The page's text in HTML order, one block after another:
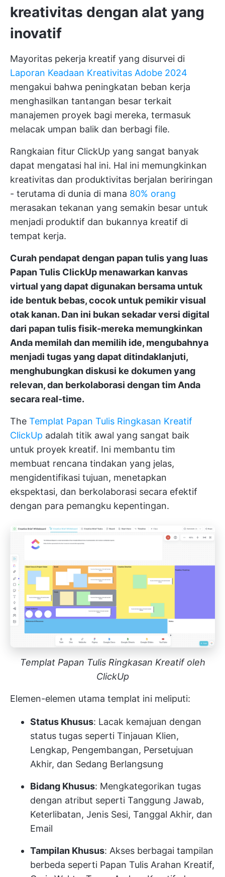
kreativitas dengan alat yang
inovatif
Mayoritas pekerja kreatif yang disurvei di
Laporan Keadaan Kreativitas Adobe 2024
mengakui bahwa peningkatan beban kerja
menghasilkan tantangan besar terkait
manajemen proyek bagi mereka, termasuk
melacak umpan balik dan berbagi file.
Rangkaian fitur ClickUp yang sangat banyak
dapat mengatasi hal ini. Hal ini memungkinkan
kreativitas dan produktivitas berjalan beriringan
- terutama di dunia di mana 80% orang
merasakan tekanan yang semakin besar untuk
menjadi produktif dan bukannya kreatif di
tempat kerja.
Curah pendapat dengan papan tulis yang luas
Papan Tulis ClickUp menawarkan kanvas
virtual yang dapat digunakan bersama untuk
ide bentuk bebas, cocok untuk pemikir visual
otak kanan. Dan ini bukan sekadar versi digital
dari papan tulis fisik-mereka memungkinkan
Anda memilah dan memilih ide, mengubahnya
menjadi tugas yang dapat ditindaklanjuti,
menghubungkan diskusi ke dokumen yang
relevan, dan berkolaborasi dengan tim Anda
secara real-time.
The Templat Papan Tulis Ringkasan Kreatif
ClickUp adalah titik awal yang sangat baik
untuk proyek kreatif. Ini membantu tim
membuat rencana tindakan yang jelas,
mengidentifikasi tujuan, menetapkan
ekspektasi, dan berkolaborasi secara efektif
dengan para pemangku kepentingan.
Templat Papan Tulis Ringkasan Kreatif oleh
ClickUp
Elemen-elemen utama templat ini meliputi:
Status Khusus: Lacak kemajuan dengan
status tugas seperti Tinjauan Klien,
Lengkap, Pengembangan, Persetujuan
Akhir, dan Sedang Berlangsung
Bidang Khusus: Mengkategorikan tugas
dengan atribut seperti Tanggung Jawab,
Keterlibatan, Jenis Sesi, Tanggal Akhir, dan
Email
Tampilan Khusus: Akses berbagai tampilan
berbeda seperti Papan Tulis Arahan Kreatif,